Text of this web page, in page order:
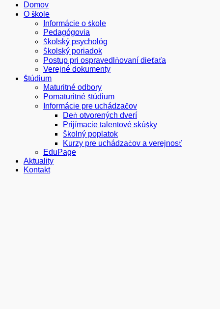
Domov
O škole
Informácie o škole
Pedagógovia
Školský psychológ
Školský poriadok
Postup pri ospravedlňovaní dieťaťa
Verejné dokumenty
Štúdium
Maturitné odbory
Pomaturitné štúdium
Informácie pre uchádzačov
Deň otvorených dverí
Prijímacie talentové skúšky
Školný poplatok
Kurzy pre uchádzačov a verejnosť
EduPage
Aktuality
Kontakt